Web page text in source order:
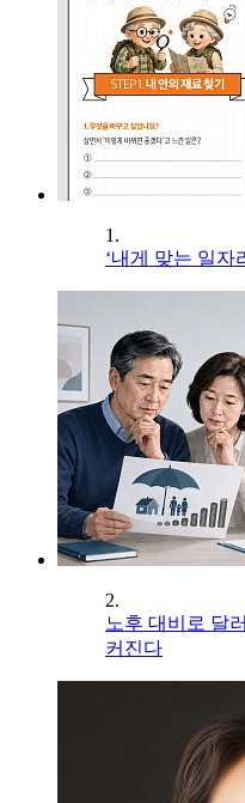
1.
‘내게 맞는 일자
2.
노후 대비로 달
커진다